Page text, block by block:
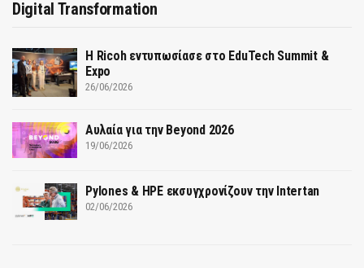
Digital Transformation
Η Ricoh εντυπωσίασε στο EduTech Summit &
Expo
26/06/2026
Αυλαία για την Beyond 2026
19/06/2026
Pylones & HPE εκσυγχρονίζουν την Intertan
02/06/2026